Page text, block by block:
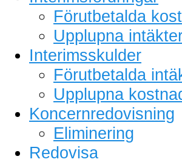
Förutbetalda
Upplupna
Interimsskulder
Förutbetalda
Upplupna
Koncernredovisning
Eliminering
Redovisa